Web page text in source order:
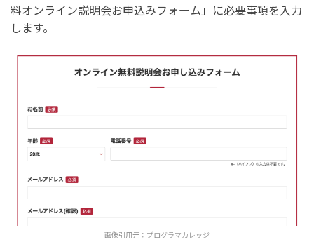
料オンライン説明会お申込みフォーム」に必要事項を入力
します。
画像引用元： プログラマカレッジ